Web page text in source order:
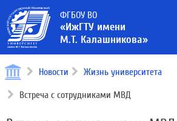
ФГБОУ ВО
«ИжГТУ имени
М.Т. Калашникова»
Новости Жизнь университета
Встреча с сотрудниками МВД